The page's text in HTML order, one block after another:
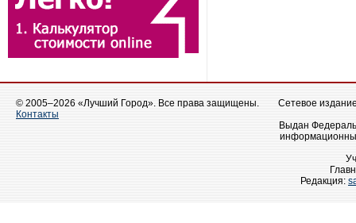
© 2005–2026 «Лучший Город». Все права защищены.
Контакты
Сетевое
Выдан
Редакция: